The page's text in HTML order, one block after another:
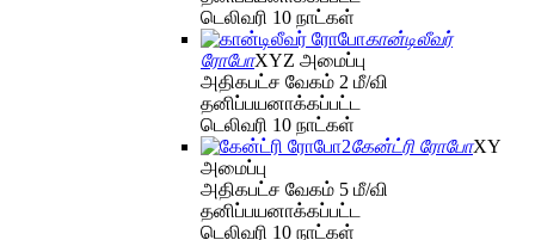
டெலிவரி 10 நாட்கள்
கான்டிலீவர்
ரோபோXYZ அமைப்பு
அதிகபட்ச வேகம் 2 மீ/வி
தனிப்பயனாக்கப்பட்ட
டெலிவரி 10 நாட்கள்
கேன்ட்ரி ரோபோXY
அமைப்பு
அதிகபட்ச வேகம் 5 மீ/வி
தனிப்பயனாக்கப்பட்ட
டெலிவரி 10 நாட்கள்